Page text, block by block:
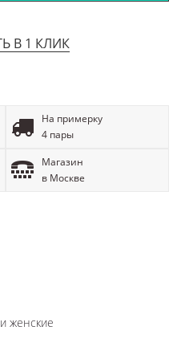
В 1 КЛИК
На примерку
4 пары
Магазин
в Москве
женские